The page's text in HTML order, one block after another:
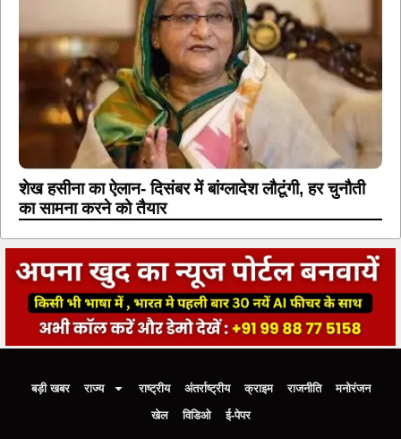
शेख हसीना का ऐलान- दिसंबर में बांग्लादेश लौटूंगी, हर चुनौती
का सामना करने को तैयार
बड़ी खबर राज्य राष्ट्रीय अंतर्राष्ट्रीय क्राइम राजनीति
मनोरंजन
खेल
विडिओ ई-पेपर